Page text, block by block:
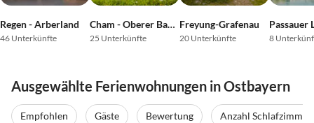
Regen - Arberland
46 Unterkünfte
Cham - Oberer Bayerischer Wald
25 Unterkünfte
Freyung-Grafenau
20 Unterkünfte
Passauer
8
Ausgewählte Ferienwohnungen in Ostbayern
Empfohlen Gäste Bewertung Anzahl Schlafzimmer